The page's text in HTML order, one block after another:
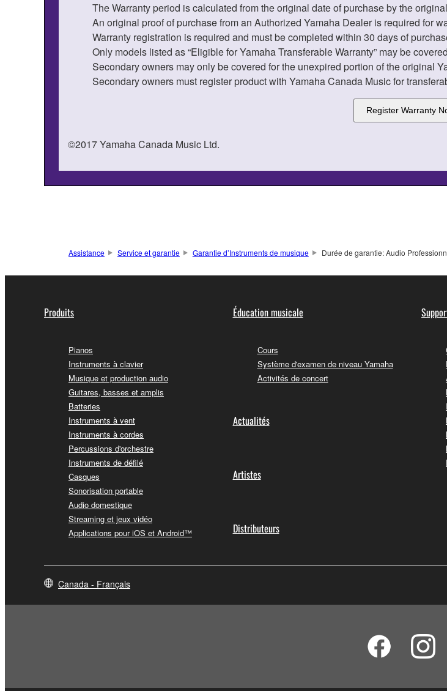
The Warranty period is calculated from the original date of purchase by the
An original proof of purchase from an Authorized Yamaha Dealer is required for
Warranty registration is required and must be completed within 30 days of
Only models listed as “Eligible for Yamaha Transferable Warranty” may be
Secondary owners may only be covered for the unexpired portion of the original
Secondary owners must register product with Yamaha Canada Music for
Register Warranty
©2017 Yamaha Canada Music Ltd.
Assistance Service et garantie Garantie d’Instruments de musique Durée de garantie: Audio
Produits
Pianos
Instruments à clavier
Musique et production audio
Guitares, basses et amplis
Batteries
Instruments à vent
Instruments à cordes
Percussions d'orchestre
Instruments de défilé
Casques
Sonorisation portable
Audio domestique
Streaming et jeux vidéo
Applications pour iOS et Android™
Éducation musicale
Cours
Système d'examen de niveau Yamaha
Activités de concert
Actualités
Artistes
Distributeurs
Canada - Français